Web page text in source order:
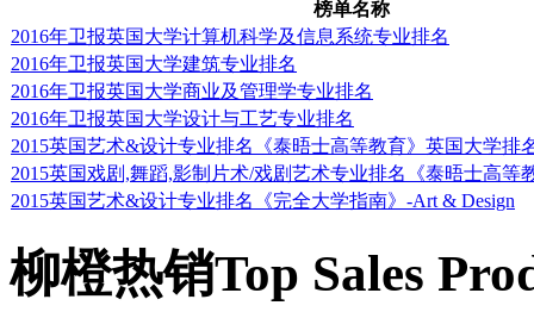
榜单名称
2016年卫报英国大学计算机科学及信息系统专业排名
2016年卫报英国大学建筑专业排名
2016年卫报英国大学商业及管理学专业排名
2016年卫报英国大学设计与工艺专业排名
2015英国艺术&设计专业排名《泰晤士高等教育》英国大学排
2015英国戏剧,舞蹈,影制片术/戏剧艺术专业排名《泰晤士高等
2015英国艺术&设计专业排名《完全大学指南》-Art & Design
柳橙热销Top Sales